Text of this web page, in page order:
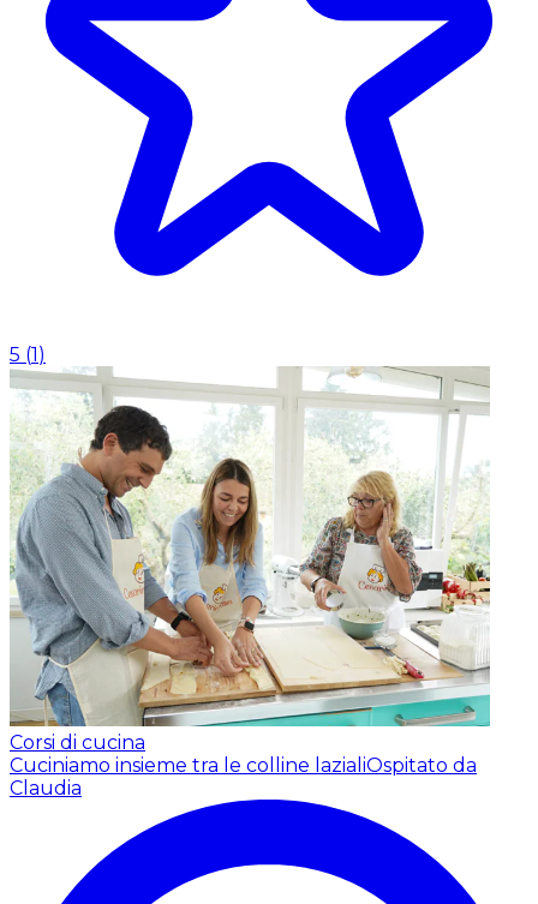
5 (1)
Corsi di cucina
Cuciniamo insieme tra le colline lazialiOspitato da
Claudia